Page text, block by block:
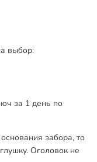
выбор:
за 1 день по
забора, то
Оголовок не